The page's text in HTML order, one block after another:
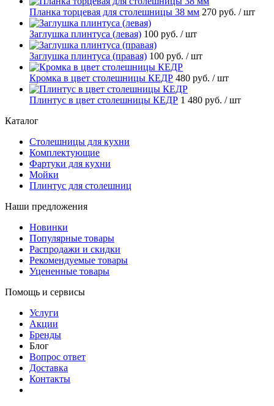
Планка торцевая для столешницы 38 мм 270 руб. / шт
Заглушка плинтуса (левая) 100 руб. / шт
Заглушка плинтуса (правая) 100 руб. / шт
Кромка в цвет столешницы КЕДР 480 руб. / шт
Плинтус в цвет столешницы КЕДР 1 480 руб. / шт
Каталог
Столешницы для кухни
Комплектующие
Фартуки для кухни
Мойки
Плинтус для столешниц
Наши предложения
Новинки
Популярные товары
Распродажи и скидки
Рекомендуемые товары
Уцененные товары
Помощь и сервисы
Услуги
Акции
Бренды
Блог
Вопрос ответ
Доставка
Контакты